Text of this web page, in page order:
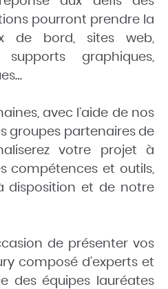
pourront prendre la
de bord, sites web,
graphiques,
avec l’aide de nos
groupes partenaires de
votre projet à
compétences et outils,
disposition et de notre
de présenter vos
composé d’experts et
des équipes lauréates